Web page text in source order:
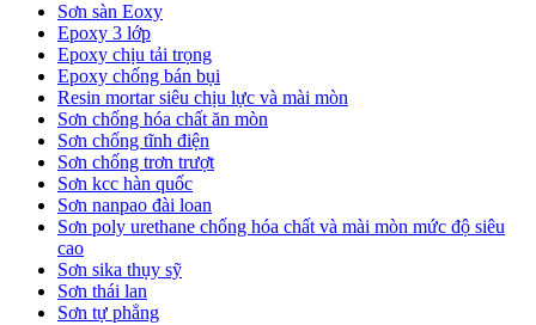
Sơn sàn Eoxy
Epoxy 3 lớp
Epoxy chịu tải trọng
Epoxy chống bán bụi
Resin mortar siêu chịu lực và mài mòn
Sơn chống hóa chất ăn mòn
Sơn chống tĩnh điện
Sơn chống trơn trượt
Sơn kcc hàn quốc
Sơn nanpao đài loan
Sơn poly urethane chống hóa chất và mài mòn mức độ siêu
cao
Sơn sika thụy sỹ
Sơn thái lan
Sơn tự phẳng